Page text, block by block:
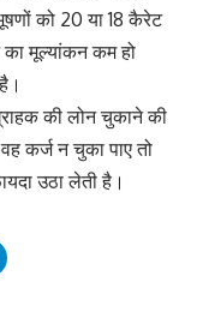
को 20 या 18 कैरेट
का मूल्यांकन कम हो
की लोन चुकाने की
कर्ज न चुका पाए तो
उठा लेती है।